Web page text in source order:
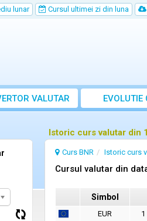
lunar Cursul ultimei zi din luna
VALUTAR EVOLUTIE
Istoric curs valutar din
Curs BNR Istoric curs
Cursul valutar din
Simbol
EUR 1